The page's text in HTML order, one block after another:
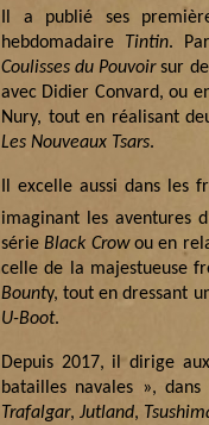
Il a publié ses
hebdomadaire
Tintin.
Coulisses du Pouvoirsur
avec Didier Convard, ou
Nury, tout en réalisant
Les Nouveaux Tsars.
Il excelle aussi dans les
imaginant les aventures
sérieBlack Crowou en
celle de la majestueuse
Bounty, tout en dressant
U-Boot.
Depuis 2017, il dirige
batailles navales »,
Trafalgar, Jutland,